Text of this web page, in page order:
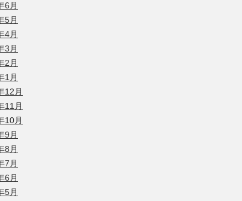
6月
5月
4月
3月
2月
1月
12月
11月
10月
9月
8月
7月
6月
5月